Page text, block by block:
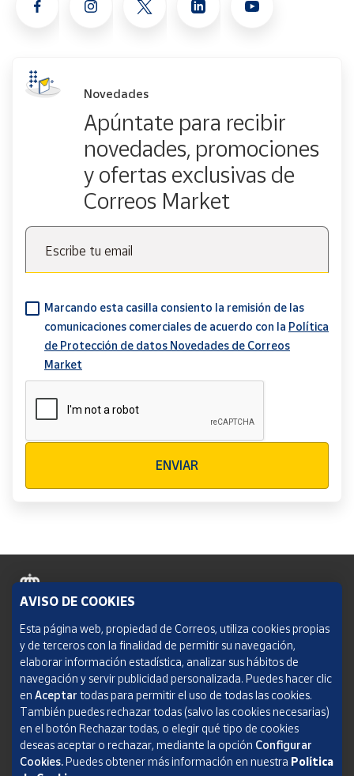
Novedades
Apúntate para recibir
novedades, promociones
y ofertas exclusivas de
Correos Market
Escribe tu email
Marcando esta casilla consiento la remisión de las
comunicaciones comerciales de acuerdo con la Política
de Protección de datos Novedades de Correos
Market
ENVIAR
Política de cookies
Aviso legal
Condiciones del servicio
Política de Privacidad Web
Informe de transparencia
AVISO DE COOKIES
Esta página web, propiedad de Correos, utiliza cookies propias
y de terceros con la finalidad de permitir su navegación,
elaborar información estadística, analizar sus hábitos de
navegación y servir publicidad personalizada. Puedes hacer clic
en Aceptar todas para permitir el uso de todas las cookies.
También puedes rechazar todas (salvo las cookies necesarias)
en el botón Rechazar todas, o elegir qué tipo de cookies
deseas aceptar o rechazar, mediante la opción Configurar
Cookies.Puedes obtener más información en nuestra Política